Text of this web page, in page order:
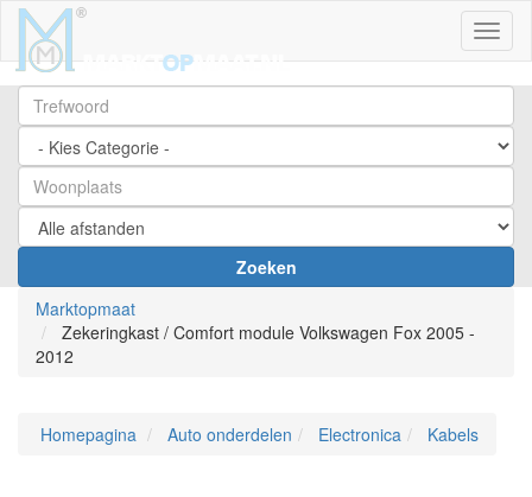
Zoeken
Marktopmaat
Zekeringkast / Comfort module Volkswagen Fox 2005 -
2012
Homepagina Auto onderdelen Electronica Kabels